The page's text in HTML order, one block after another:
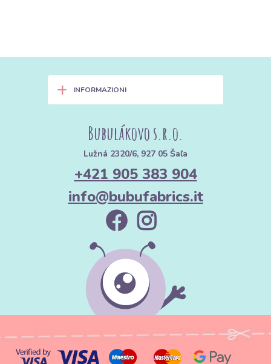
+ INFORMAZIONI
Bubulákovo s.r.o.
Lužná 2320/6, 927 05 Šaľa
+421 905 383 904
info@bubufabrics.it